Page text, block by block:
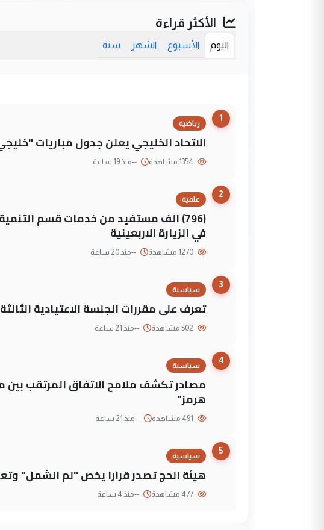
الأكثر قراءة
اليوم الأسبوع الشهر سنة
1
رياضية
الاتحاد الخليجي يعلن جدول مباريات "خليجي 27" وأولى مواجهات
--منذ 19 ساعة
2
علمية
(796) الف مستفيد من خدمات قسم
في الزيارة الاربعينية
--منذ 20 ساعة
3
سياسية
تعرف على مقررات الجلسة الاعتيادية
--منذ 21 ساعة
4
سياسية
مصادر تكشف ملامح الاتفاق المرتقب
هرمز"
--منذ 21 ساعة
5
سياسية
هيئة الحج تصدر قرارا يخص "لم الشمل"
--منذ 4 ساعة